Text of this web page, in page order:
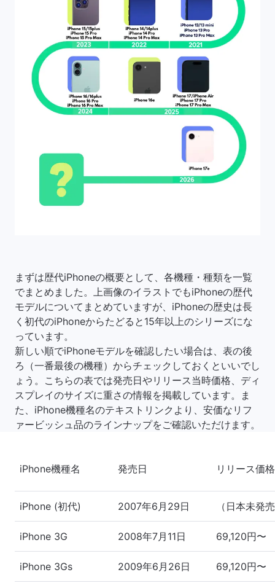
まずは歴代iPhoneの概要として、各機種・種類を一覧
でまとめました。上画像のイラストでもiPhoneの歴代
モデルについてまとめていますが、iPhoneの歴史は長
く初代のiPhoneからたどると15年以上のシリーズにな
っています。
新しい順でiPhoneモデルを確認したい場合は、表の後
ろ（一番最後の機種）からチェックしておくといいでし
ょう。こちらの表では発売日やリリース当時価格、ディ
スプレイのサイズに重さの情報を掲載しています。ま
た、iPhone機種名のテキストリンクより、安価なリフ
ァービッシュ品のラインナップをご確認いただけます。
iPhone機種名 発売日 リリース価格
iPhone (初代) 2007年6月29日 （日本未発
iPhone 3G 2008年7月11日 69,120円〜
iPhone 3Gs 2009年6月26日 69,120円〜